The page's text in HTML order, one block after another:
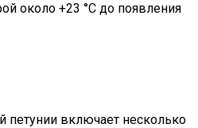
около +23 °С до появления
петунии включает несколько